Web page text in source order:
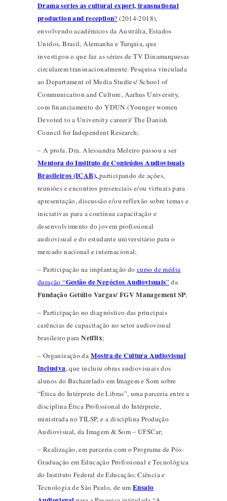
Drama series as cultural export, transnational
production and reception? (2014-2018),
envolvendo acadêmicos da Austrália, Estados
Unidos, Brasil, Alemanha e Turquia, que
investigou o que faz as séries de TV Dinamarquesas
circularem transnacionalmente. Pesquisa vinculada
ao Departament of Media Studies/ School of
Communication and Culture, Aarhus University,
com financiamento do YDUN (Younger women
Devoted to a University career)/ The Danish
Council for Independent Research;
– A profa. Dra. Alessandra Meleiro passou a ser
Mentora do Instituto de Conteúdos Audiovisuais
Brasileiros (ICAB), participando de ações,
reuniões e encontros presenciais e/ou virtuais para
apresentação, discussão e/ou reflexão sobre temas e
iniciativas para a contínua capacitação e
desenvolvimento do jovem profissional
audiovisual e do estudante universitário para o
mercado nacional e internacional;
– Participação na implantação do curso de média
duração “Gestão de Negócios Audiovisuais”da
Fundação Getúlio Vargas/ FGV Management SP;
– Participação no diagnóstico das principais
carências de capacitação no setor audiovisual
brasileiro paraNetflix;
– Organização da Mostra de Cultura Audiovisual
Inclusiva, que incluiu obras audiovisuais dos
alunos do Bacharelado em Imagem e Som sobre
“Ética do Intérprete de Libras”, uma parceria entre a
disciplina Ética Profissional do Intérprete,
ministrada no TILSP, e a disciplina Produção
Audiovisual, da Imagem & Som – UFSCar;
– Realização, em parceria com o Programa de Pós-
Graduação em Educação Profissional e Tecnológica
do Instituto Federal de Educação, Ciência e
Tecnologia de São Paulo, de umEnsaio